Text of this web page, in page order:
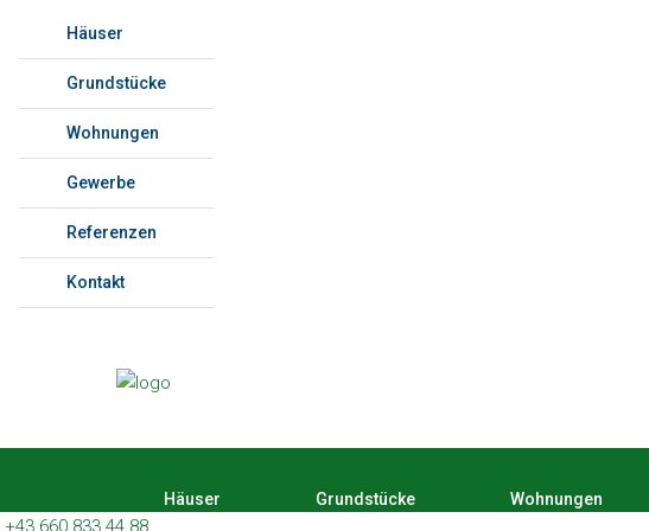
Häuser
Grundstücke
Wohnungen
Gewerbe
Referenzen
Kontakt
Häuser Grundstücke Wohnungen
+43 660 833 44 88